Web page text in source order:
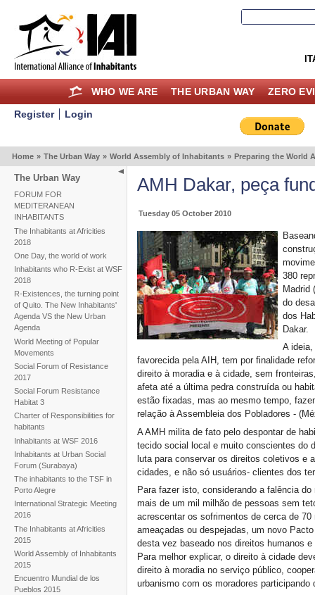
WHO WE ARE THE URBAN WAY ZERO
Register Login
Home » The Urban Way » World Assembly of Inhabitants » Preparing the World
The Urban Way
FORUM FOR
MEDITERANEAN
INHABITANTS
The Inhabitants at Africities
2018
One Day, the world of work
Inhabitants who R-Exist at WSF
2018
R-Existences, the turning point
of Quito. The New Inhabitants'
Agenda VS the New Urban
Agenda
World Meeting of Popular
Movements
Social Forum of Resistance
2017
Social Forum Resistance
Habitat 3
Charter of Responsibilities for
habitants
Inhabitants at WSF 2016
Inhabitants at Urban Social
Forum (Surabaya)
The inhabitants to the TSF in
Porto Alegre
International Strategic Meeting
2016
The Inhabitants at Africities
2015
World Assembly of Inhabitants
2015
Encuentro Mundial de los
Pueblos 2015
AMH Dakar, peça
Tuesday 05 October 2010
380
Madrid
do
dos
Dakar.
A
favorecida pela AIH, tem por finalidade
direito à moradia e à cidade, sem
afeta até a última pedra construída ou
estão fixadas, mas ao mesmo tempo,
relação à Assembleia dos Pobladores -
A AMH milita de fato pelo despontar de
tecido social local e muito conscientes do
luta para conservar os direitos coletivos e
cidades, e não só usuários- clientes dos
Para fazer isto, considerando a falência
mais de um mil milhão de pessoas sem
acrescentar os sofrimentos de cerca de
ameaçadas ou despejadas, um novo
desta vez baseado nos direitos humanos
Para melhor explicar, o direito à cidade
direito à moradia no serviço público,
urbanismo com os moradores participando